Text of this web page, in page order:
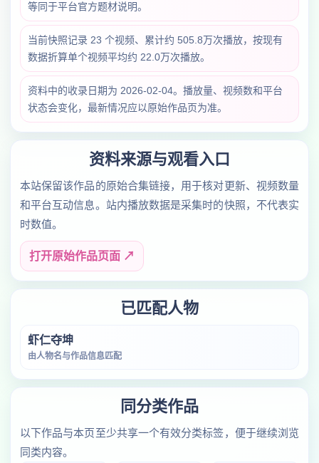
等同于平台官方题材说明。
当前快照记录 23 个视频、累计约 505.8万次播放，按现有
数据折算单个视频平均约 22.0万次播放。
资料中的收录日期为 2026-02-04。播放量、视频数和平台
状态会变化，最新情况应以原始作品页为准。
资料来源与观看入口
本站保留该作品的原始合集链接，用于核对更新、视频数量
和平台互动信息。站内播放数据是采集时的快照，不代表实
时数值。
打开原始作品页面 ↗
已匹配人物
虾仁夺坤
由人物名与作品信息匹配
同分类作品
以下作品与本页至少共享一个有效分类标签，便于继续浏览
同类内容。